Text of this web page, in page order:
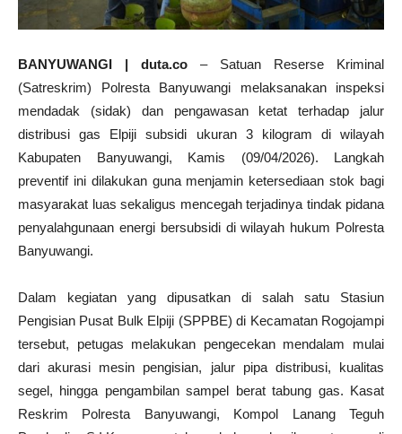
BANYUWANGI | duta.co – Satuan Reserse Kriminal
(Satreskrim) Polresta Banyuwangi melaksanakan inspeksi
mendadak (sidak) dan pengawasan ketat terhadap jalur
distribusi gas Elpiji subsidi ukuran 3 kilogram di wilayah
Kabupaten Banyuwangi, Kamis (09/04/2026). Langkah
preventif ini dilakukan guna menjamin ketersediaan stok bagi
masyarakat luas sekaligus mencegah terjadinya tindak pidana
penyalahgunaan energi bersubsidi di wilayah hukum Polresta
Banyuwangi.
Dalam kegiatan yang dipusatkan di salah satu Stasiun
Pengisian Pusat Bulk Elpiji (SPPBE) di Kecamatan Rogojampi
tersebut, petugas melakukan pengecekan mendalam mulai
dari akurasi mesin pengisian, jalur pipa distribusi, kualitas
segel, hingga pengambilan sampel berat tabung gas. Kasat
Reskrim Polresta Banyuwangi, Kompol Lanang Teguh